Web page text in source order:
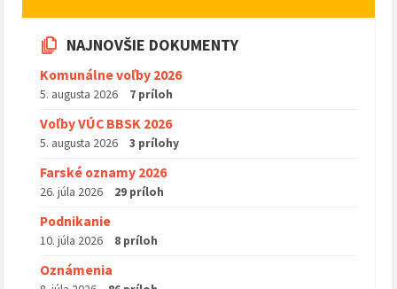
NAJNOVŠIE DOKUMENTY
Komunálne voľby 2026
5. augusta 2026 7 príloh
Voľby VÚC BBSK 2026
5. augusta 2026 3 prílohy
Farské oznamy 2026
26. júla 2026 29 príloh
Podnikanie
10. júla 2026 8 príloh
Oznámenia